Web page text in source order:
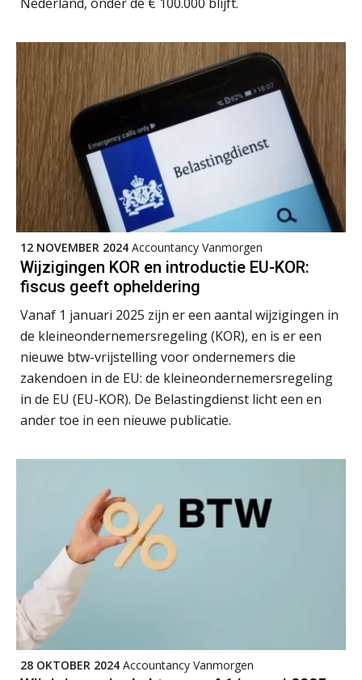
12 NOVEMBER 2024 Accountancy Vanmorgen
Wijzigingen KOR en introductie EU-KOR:
fiscus geeft opheldering
Vanaf 1 januari 2025 zijn er een aantal wijzigingen in
de kleineondernemersregeling (KOR), en is er een
nieuwe btw-vrijstelling voor ondernemers die
zakendoen in de EU: de kleineondernemersregeling
in de EU (EU-KOR). De Belastingdienst licht een en
ander toe in een nieuwe publicatie.
28 OKTOBER 2024 Accountancy Vanmorgen
De curator klopt aan: wat moet een
accountantskantoor afgeven bij een
faillissement van een klant?
Eenvoudig bankrekeningen koppelen
met Twinfield, Exact Online en
Van Mook: “Met Minox Focus wil ik
groeien naar twee keer zoveel
klanten.”
Van losse vastlegging naar
aantoonbare grip op KYC en de Wwft
Woord & Daad: “Van wildgroei naar
een structuur die iedereen begrijpt”
Te veel tijd kwijt aan
factuurverwerking? Dit is hoe AI het
oplost
Uitspraak Hoge Raad: subsidie voor
tuchtrechtspraak advocatuur is
belast met btw
België
Wwft-compliance in 2026: doen we
het beter dan vorig jaar?
ICT & AI | Volledig automatische
factuurverwerking: zo kom je er
toekomst pensioenen voor de